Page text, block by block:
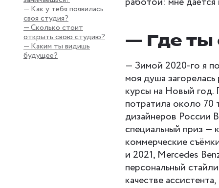
— Как у тебя появилась
своя студия?
— Сколько стоит
открыть свою студию?
— Каким ты видишь
будущее?
— Где ты
— Зимой 2020-го я
моя душа
курсы на Новый год.
потратила около 70
дизайнеров России
специальный приз —
коммерческие
и 2021, Mercedes
персональный
качестве